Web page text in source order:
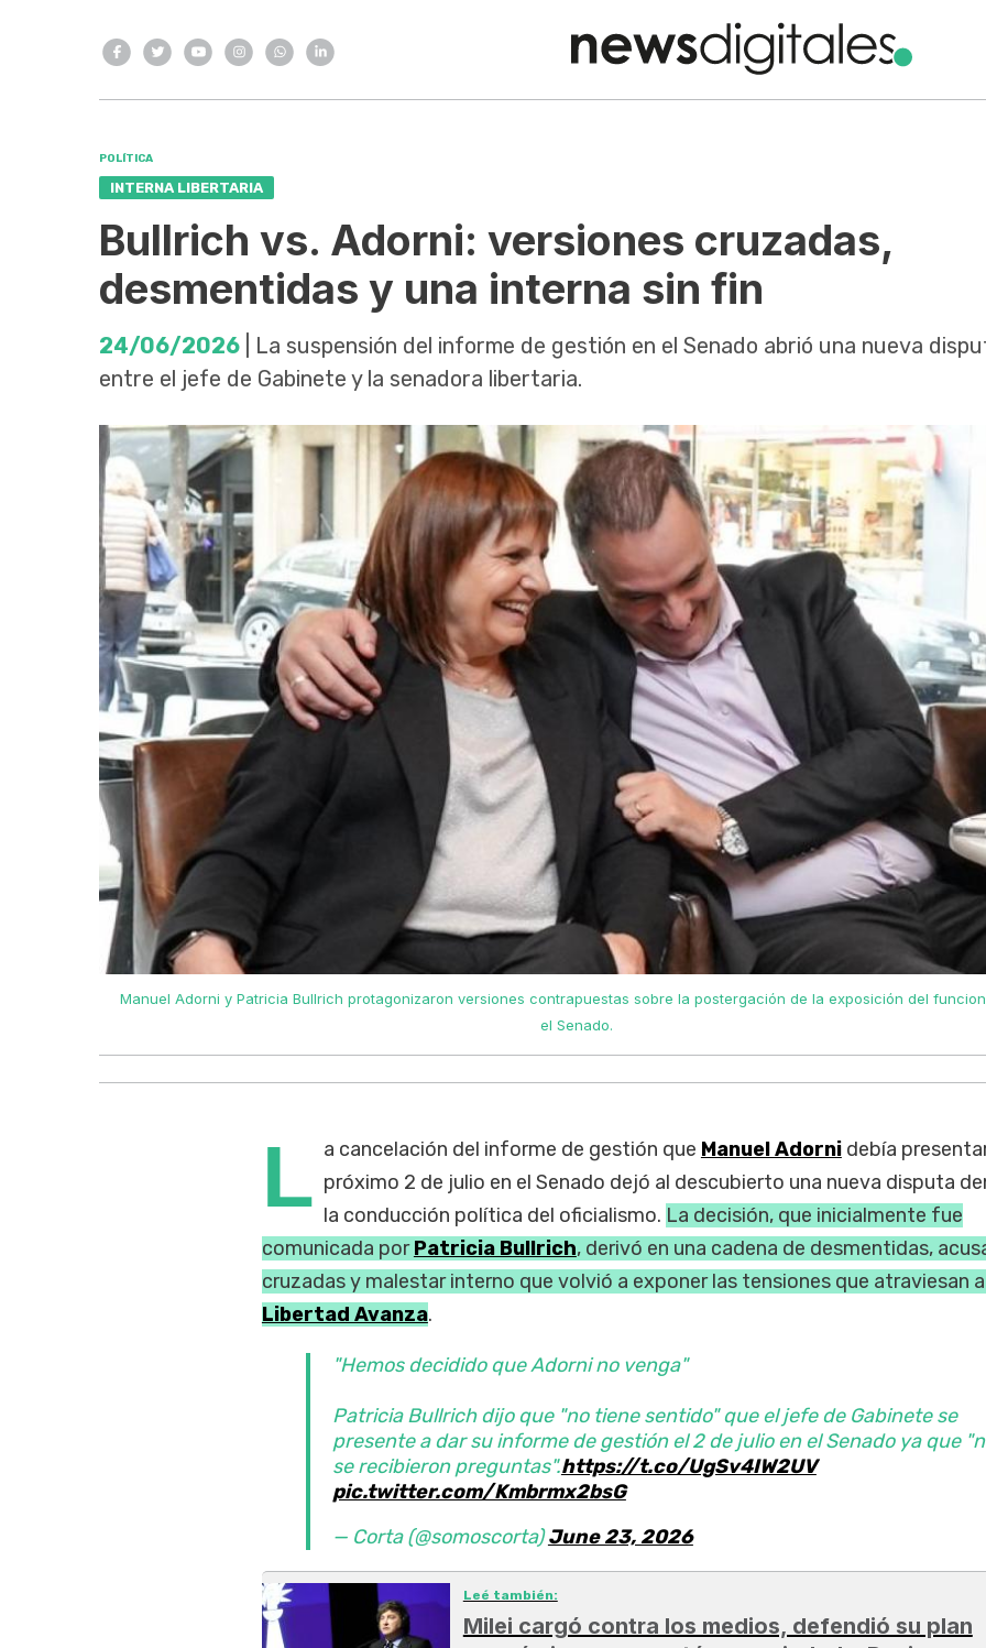
POLÍTICA
INTERNA LIBERTARIA
Bullrich vs. Adorni: versiones cruzadas,
desmentidas y una interna sin fin
24/06/2026 | La suspensión del informe de gestión en el Senado abrió una nueva
entre el jefe de Gabinete y la senadora libertaria.
Manuel Adorni y Patricia Bullrich protagonizaron versiones contrapuestas sobre la postergación de la exposición del
el Senado.
L a cancelación del informe de gestión que Manuel Adornidebía
próximo 2 de julio en el Senado dejó al descubierto una nueva disputa
la conducción política del oficialismo. La decisión, que inicialmente fue
comunicada porPatricia Bullrich, derivó en una cadena de desmentidas,
cruzadas y malestar interno que volvió a exponer las tensiones que atraviesan
Libertad Avanza.
"Hemos decidido que Adorni no venga"
Patricia Bullrich dijo que "no tiene sentido" que el jefe de Gabinete se
presente a dar su informe de gestión el 2 de julio en el Senado ya que
se recibieron preguntas".https://t.co/UgSv4IW2UV
pic.twitter.com/Kmbrmx2bsG
— Corta (@somoscorta)June 23, 2026
Leé también:
Milei cargó contra los medios, defendió su plan